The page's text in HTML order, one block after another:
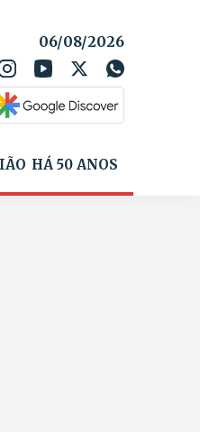
06/08/2026
HÁ 50 ANOS